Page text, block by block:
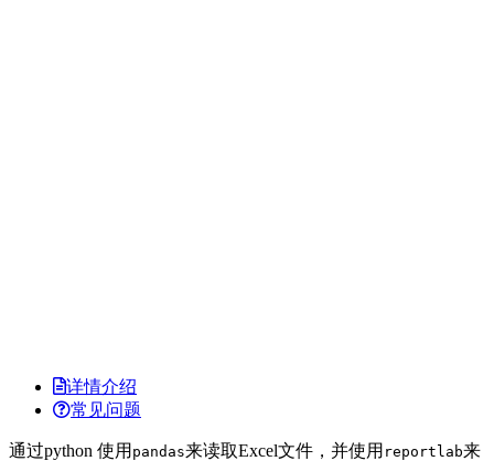
详情介绍
常见问题
通过python 使用 pandas来读取Excel文件，并使用 reportlab来